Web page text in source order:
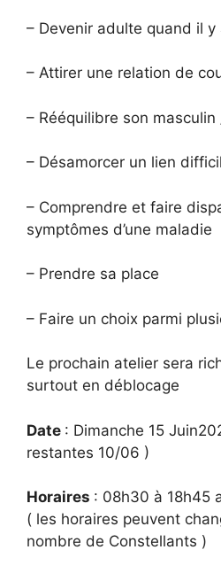
– Devenir adulte quand il y
– Attirer une relation de
– Rééquilibre son
– Désamorcer un lien
– Comprendre et faire
symptômes d’une maladie
– Prendre sa place
– Faire un choix parmi
Le prochain atelier sera
surtout en déblocage
Date : Dimanche 15
restantes 10/06 )
Horaires : 08h30 à 18h45
( les horaires peuvent
nombre de Constellants )